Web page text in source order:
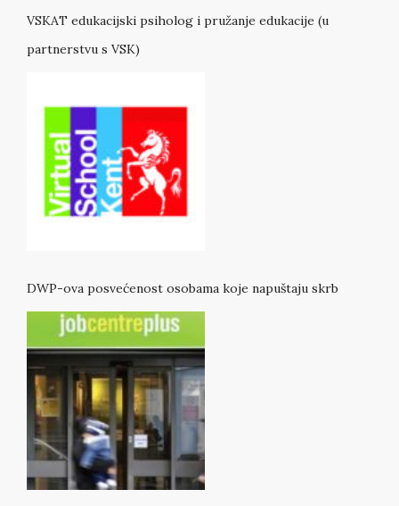
VSKAT edukacijski psiholog i pružanje edukacije (u
partnerstvu s VSK)
DWP-ova posvećenost osobama koje napuštaju skrb